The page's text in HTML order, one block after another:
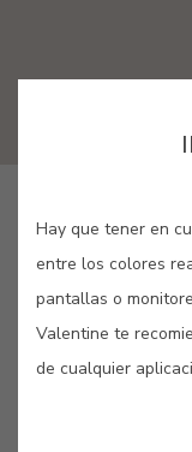
Hay que tener en
entre los colores
pantallas o
Valentine te
de cualquier